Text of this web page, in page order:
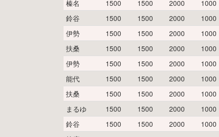
榛名
1500 1500 2000
1000
鈴谷
1500 1500 2000
1000
伊勢
1500 1500 2000
1000
扶桑
1500 1500 2000
1000
伊勢
1500 1500 2000
1000
能代
1500 1500 2000
1000
扶桑
1500 1500 2000
1000
まるゆ
1500 1500 2000
1000
鈴谷
1500 1500 2000
1000